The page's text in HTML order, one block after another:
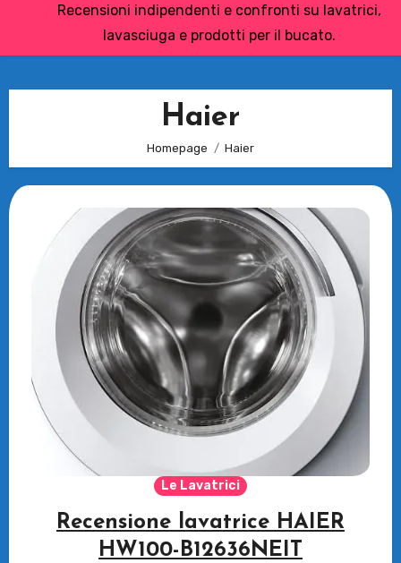
Recensioni indipendenti e confronti su lavatrici,
lavasciuga e prodotti per il bucato.
Haier
Homepage Haier
Le Lavatrici
Recensione lavatrice HAIER
HW100-B12636NEIT